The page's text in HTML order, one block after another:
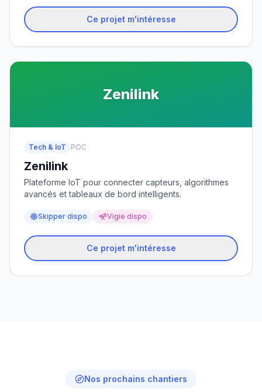
Ce projet m'intéresse
Zenilink
Tech & IoT POC
Zenilink
Plateforme IoT pour connecter capteurs, algorithmes
avancés et tableaux de bord intelligents.
Skipper dispo Vigie dispo
Ce projet m'intéresse
Nos prochains chantiers